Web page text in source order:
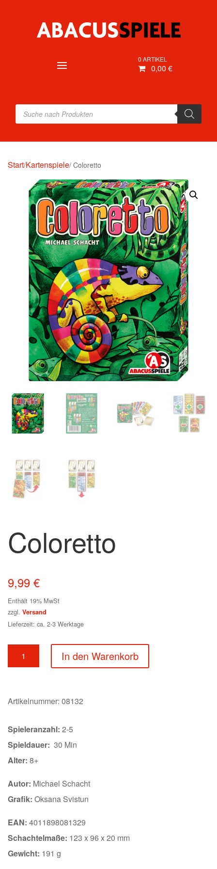
0 ARTIKEL
0,00 €
Products
search
Start/Kartenspiele/ Coloretto
Coloretto
9,99 €
Enthält 19% MwSt
zzgl. Versand
Lieferzeit: ca. 2-3 Werktage
Menge
In den Warenkorb
Artikelnummer: 08132
Spieleranzahl: 2-5
Spieldauer: 30 Min
Alter: 8+
Autor: Michael Schacht
Grafik: Oksana Svistun
EAN: 4011898081329
Schachtelmaße: 123 x 96 x 20 mm
Gewicht: 191 g